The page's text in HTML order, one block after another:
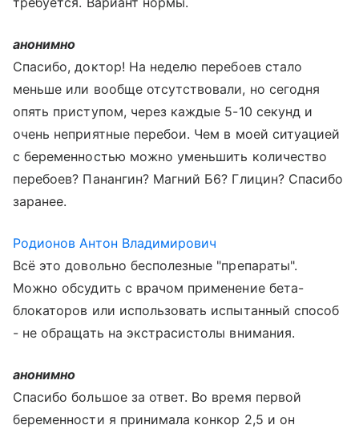
анонимно
Спасибо, доктор! На неделю перебоев стало
меньше или вообще отсутствовали, но сегодня
опять приступом, через каждые 5-10 секунд и
очень неприятные перебои. Чем в моей ситуацией
с беременностью можно уменьшить количество
перебоев? Панангин? Магний Б6? Глицин? Спасибо
заранее.
Родионов Антон Владимирович
Всё это довольно бесполезные "препараты".
Можно обсудить с врачом применение бета-
блокаторов или использовать испытанный способ
- не обращать на экстрасистолы внимания.
анонимно
Спасибо большое за ответ. Во время первой
беременности я принимала конкор 2,5 и он